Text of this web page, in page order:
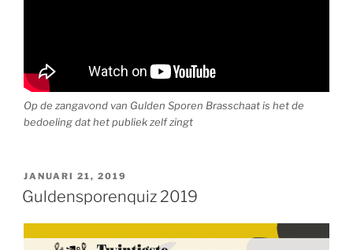
Op de zangavond van Gulden Sporen Brasschaat is het de
bedoeling dat het publiek zelf zingt
GEPLAATST
OP
JANUARI 21, 2019
Guldensporenquiz 2019